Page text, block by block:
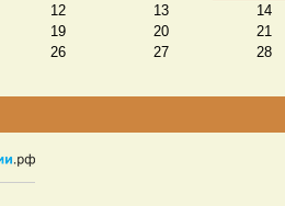
12 13
14
19 20
21
26 27
28